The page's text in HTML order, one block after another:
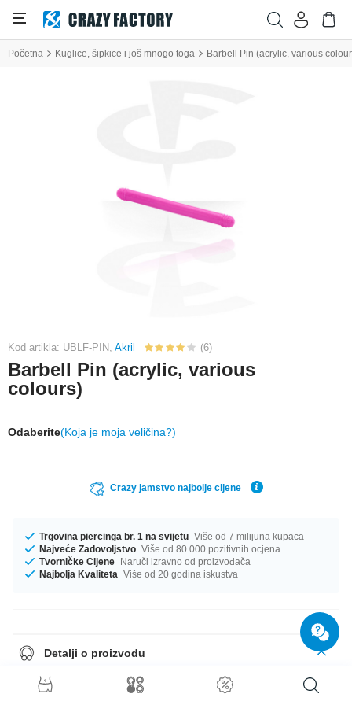
Početna Kuglice, šipkice i još mnogo toga Barbell Pin (acrylic, various
Kod artikla: UBLF-PIN, Akril (6)
Barbell Pin (acrylic, various
colours)
Odaberite(Koja je moja veličina?)
Crazy jamstvo najbolje cijene
Trgovina piercinga br. 1 na svijetu Više od 7 milijuna kupaca
Najveće Zadovoljstvo Više od 80 000 pozitivnih ocjena
Tvorničke Cijene Naruči izravno od proizvođača
Najbolja Kvaliteta Više od 20 godina iskustva
Detalji o proizvodu
Treat your piercing to flexible comfort with this barbell shaft made of
acrylic. Highly flexible to reduce stress on your piercing. Available in